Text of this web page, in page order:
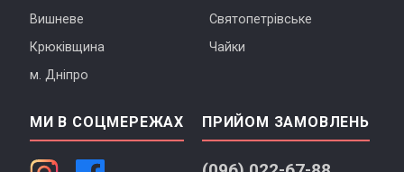
Вишневе
Святопетрівське
Крюківщина
Чайки
м. Дніпро
МИ В СОЦМЕРЕЖАХ ПРИЙОМ ЗАМОВЛЕНЬ